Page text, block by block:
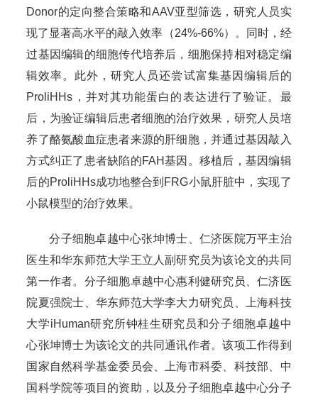
Donor的定向整合策略和AAV亚型筛选，研究人员实
现了显著高水平的敲入效率（24%-66%）。同时，经
过基因编辑的细胞传代培养后，细胞保持相对稳定编
辑效率。此外，研究人员还尝试富集基因编辑后的
ProliHHs，并对其功能蛋白的表达进行了验证。最
后，为验证编辑后患者细胞的治疗效果，研究人员培
养了酪氨酸血症患者来源的肝细胞，并通过基因敲入
方式纠正了患者缺陷的FAH基因。移植后，基因编辑
后的ProliHHs成功地整合到FRG小鼠肝脏中，实现了
小鼠模型的治疗效果。
分子细胞卓越中心张坤博士、仁济医院万平主治
医生和华东师范大学王立人副研究员为该论文的共同
第一作者。分子细胞卓越中心惠利健研究员、仁济医
院夏强院士、华东师范大学李大力研究员、上海科技
大学iHuman研究所钟桂生研究员和分子细胞卓越中
心张坤博士为该论文的共同通讯作者。该项工作得到
国家自然科学基金委员会、上海市科委、科技部、中
国科学院等项目的资助，以及分子细胞卓越中心分子